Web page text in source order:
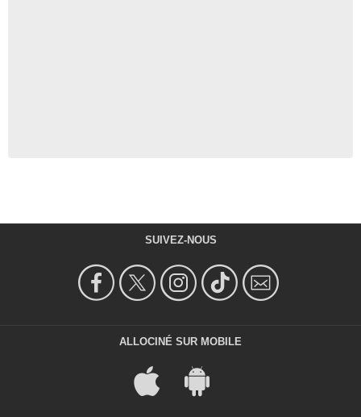
SUIVEZ-NOUS
ALLOCINÉ SUR MOBILE